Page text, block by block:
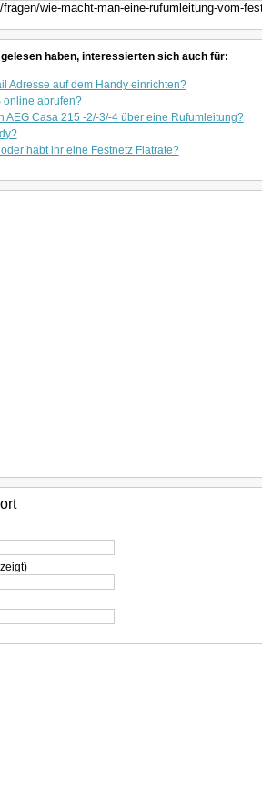
haben, interessierten sich auch für:
Adresse auf dem Handy einrichten?
online abrufen?
AEG Casa 215 -2/-3/-4 über eine Rufumleitung?
habt ihr eine Festnetz Flatrate?